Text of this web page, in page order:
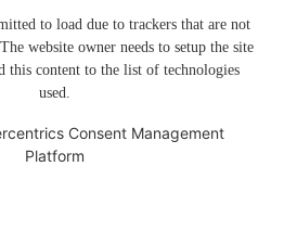
to load due to trackers that are not
website owner needs to setup the site
this content to the list of technologies
used.
Consent Management
Platform